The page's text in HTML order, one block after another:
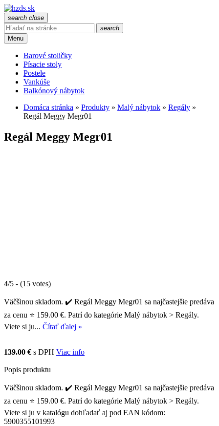
search close
search
Menu
Barové stoličky
Písacie stoly
Postele
Vankúše
Balkónový nábytok
Domáca stránka » Produkty » Malý nábytok » Regály »
Regál Meggy Megr01
Regál Meggy Megr01
4/5 - (15 votes)
Väčšinou skladom. ✔️ Regál Meggy Megr01 sa najčastejšie predáva
za cenu ⭐ 159.00 €. Patrí do kategórie Malý nábytok > Regály.
Viete si ju... Čítať ďalej »
139.00 € s DPH Viac info
Popis produktu
Väčšinou skladom. ✔️ Regál Meggy Megr01 sa najčastejšie predáva
za cenu ⭐ 159.00 €. Patrí do kategórie Malý nábytok > Regály.
Viete si ju v katalógu dohľadať aj pod EAN kódom:
5900355101993